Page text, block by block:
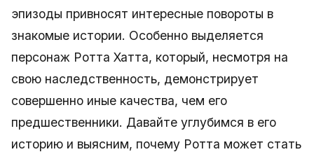
эпизоды привносят интересные повороты в
знакомые истории. Особенно выделяется
персонаж Ротта Хатта, который, несмотря на
свою наследственность, демонстрирует
совершенно иные качества, чем его
предшественники. Давайте углубимся в его
историю и выясним, почему Ротта может стать